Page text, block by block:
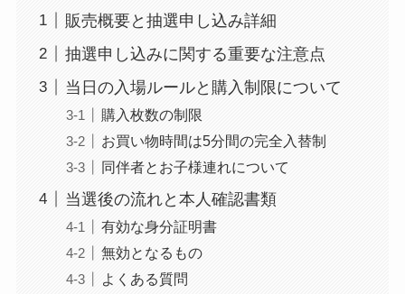
販売概要と抽選申し込み詳細
抽選申し込みに関する重要な注意点
当日の入場ルールと購入制限について
購入枚数の制限
お買い物時間は5分間の完全入替制
同伴者とお子様連れについて
当選後の流れと本人確認書類
有効な身分証明書
無効となるもの
よくある質問